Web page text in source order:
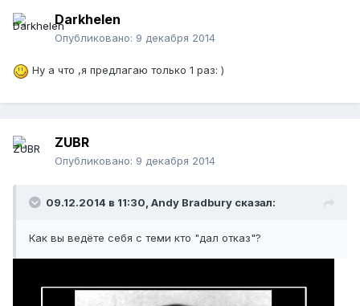
Darkhelen
Опубликовано: 9 декабря 2014
Ну а что ,я предлагаю только 1 раз: )
ZUBR
Опубликовано: 9 декабря 2014
09.12.2014 в 11:30, Andy Bradbury сказал:
Как вы ведёте себя с теми кто "дал отказ"?